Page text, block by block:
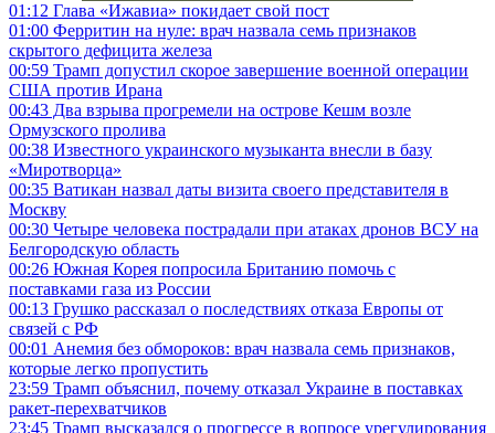
01:12 Глава «Ижавиа» покидает свой пост
01:00 Ферритин на нуле: врач назвала семь признаков
скрытого дефицита железа
00:59 Трамп допустил скорое завершение военной операции
США против Ирана
00:43 Два взрыва прогремели на острове Кешм возле
Ормузского пролива
00:38 Известного украинского музыканта внесли в базу
«Миротворца»
00:35 Ватикан назвал даты визита своего представителя в
Москву
00:30 Четыре человека пострадали при атаках дронов ВСУ на
Белгородскую область
00:26 Южная Корея попросила Британию помочь с
поставками газа из России
00:13 Грушко рассказал о последствиях отказа Европы от
связей с РФ
00:01 Анемия без обмороков: врач назвала семь признаков,
которые легко пропустить
23:59 Трамп объяснил, почему отказал Украине в поставках
ракет-перехватчиков
23:45 Трамп высказался о прогрессе в вопросе урегулирования